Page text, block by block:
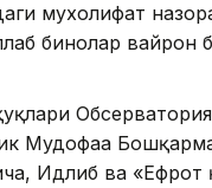
мухолифат
бинолар вайрон
Мудофаа
Идлиб ва ​​«Ефрот